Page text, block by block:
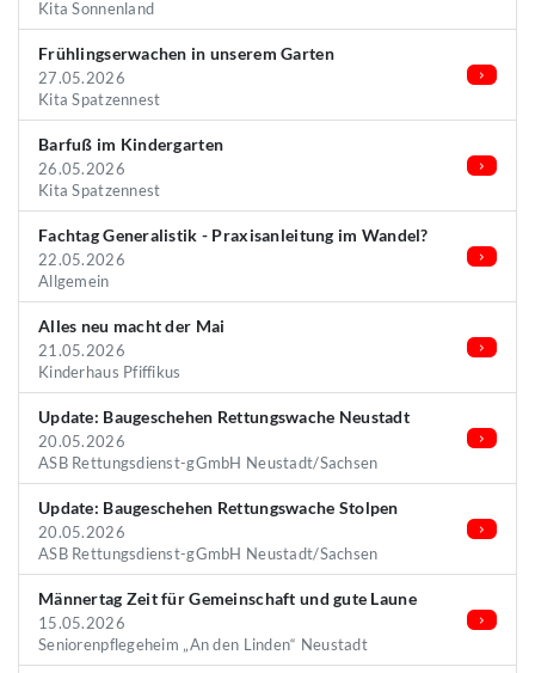
Kita Sonnenland
Frühlingserwachen in unserem Garten
27.05.2026
Kita Spatzennest
Barfuß im Kindergarten
26.05.2026
Kita Spatzennest
Fachtag Generalistik - Praxisanleitung im Wandel?
22.05.2026
Allgemein
Alles neu macht der Mai
21.05.2026
Kinderhaus Pfiffikus
Update: Baugeschehen Rettungswache Neustadt
20.05.2026
ASB Rettungsdienst-gGmbH Neustadt/Sachsen
Update: Baugeschehen Rettungswache Stolpen
20.05.2026
ASB Rettungsdienst-gGmbH Neustadt/Sachsen
Männertag Zeit für Gemeinschaft und gute Laune
15.05.2026
Seniorenpflegeheim „An den Linden“ Neustadt